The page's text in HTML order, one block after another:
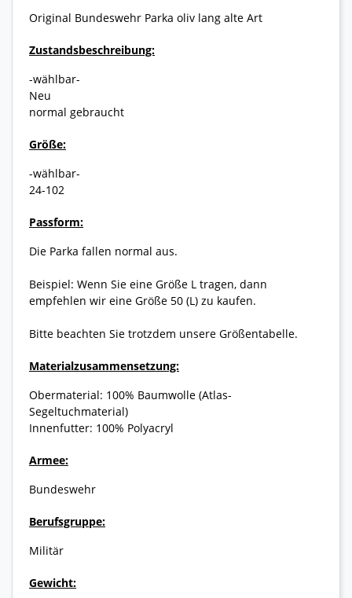
Original Bundeswehr Parka oliv lang alte Art
Zustandsbeschreibung:
-wählbar-
Neu
normal gebraucht
Größe:
-wählbar-
24-102
Passform:
Die Parka fallen normal aus.
Beispiel: Wenn Sie eine Größe L tragen, dann
empfehlen wir eine Größe 50 (L) zu kaufen.
Bitte beachten Sie trotzdem unsere Größentabelle.
Materialzusammensetzung:
Obermaterial: 100% Baumwolle (Atlas-
Segeltuchmaterial)
Innenfutter: 100% Polyacryl
Armee:
Bundeswehr
Berufsgruppe:
Militär
Gewicht: